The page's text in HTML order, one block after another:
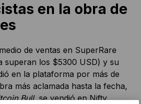
en la obra de
de ventas en SuperRare
superan los $5300 USD) y su
en la plataforma por más de
más aclamada hasta la fecha,
Bull, se vendió en Nifty